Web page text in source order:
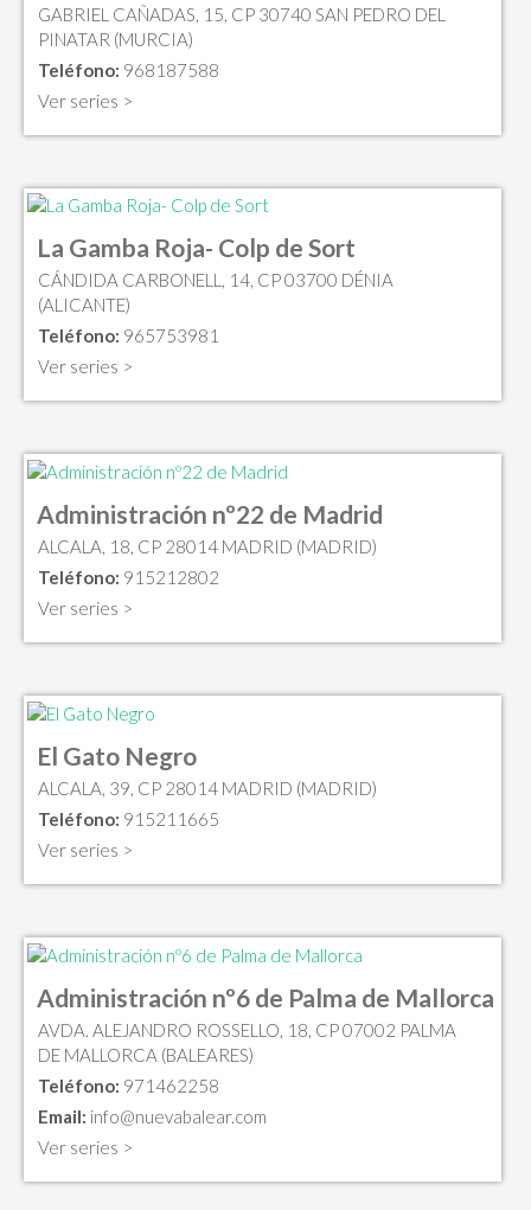
GABRIEL CAÑADAS, 15, CP 30740 SAN PEDRO DEL
PINATAR (MURCIA)
Teléfono: 968187588
Ver series >
La Gamba Roja- Colp de Sort
CÁNDIDA CARBONELL, 14, CP 03700 DÉNIA
(ALICANTE)
Teléfono: 965753981
Ver series >
Administración nº22 de Madrid
ALCALA, 18, CP 28014 MADRID (MADRID)
Teléfono: 915212802
Ver series >
El Gato Negro
ALCALA, 39, CP 28014 MADRID (MADRID)
Teléfono: 915211665
Ver series >
Administración nº6 de Palma de Mallorca
AVDA. ALEJANDRO ROSSELLO, 18, CP 07002 PALMA
DE MALLORCA (BALEARES)
Teléfono: 971462258
Email: info@nuevabalear.com
Ver series >